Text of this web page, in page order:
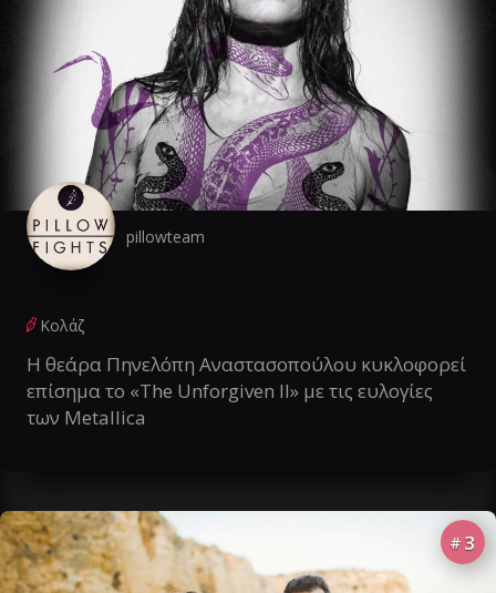
pillowteam
Κολάζ
Η θεάρα Πηνελόπη Αναστασοπούλου κυκλοφορεί
επίσημα το «The Unforgiven II» με τις ευλογίες
των Metallica
# 3